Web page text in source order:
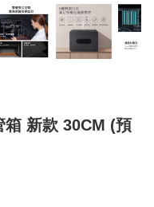
箱 新款 30CM (預